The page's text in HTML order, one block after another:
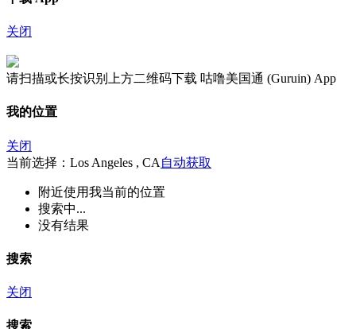
关闭
请扫描或长按识别上方二维码下载 咕噜美国通 (Guruin) App
我的位置
关闭
当前选择：Los Angeles , CA 自动获取
附近使用我当前的位置
搜索中...
没有结果
搜索
关闭
搜索